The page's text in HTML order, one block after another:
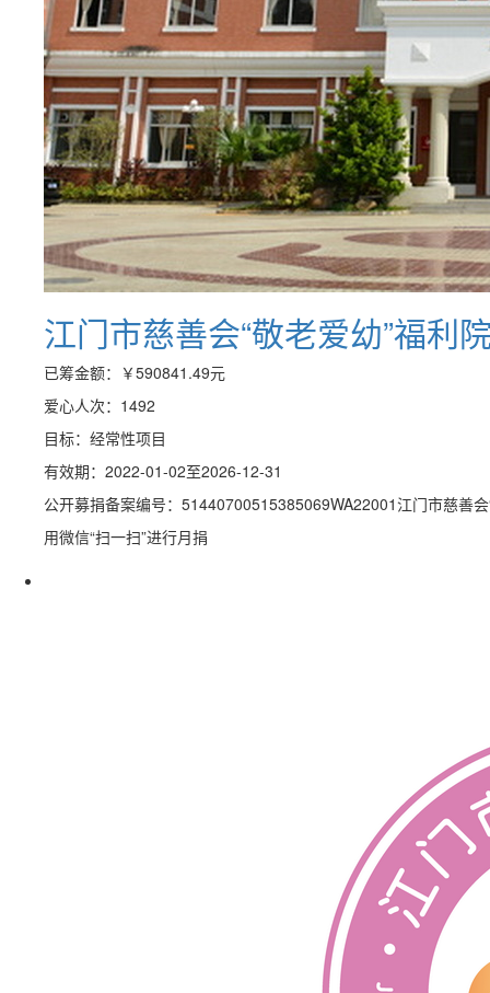
江门市慈善会“敬老爱幼”福利
已筹金额： ￥590841.49元
爱心人次：1492
目标：经常性项目
有效期：2022-01-02至2026-12-31
公开募捐备案编号：51440700515385069WA22001江门市慈善
用微信“扫一扫”进行月捐